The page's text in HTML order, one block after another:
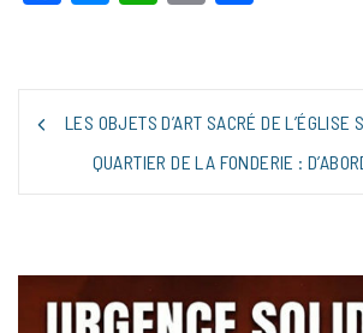
NAVIGATION
DE
L’ARTICLE
LES OBJETS D’ART SACRÉ DE L’ÉGLISE
QUARTIER DE LA FONDERIE :